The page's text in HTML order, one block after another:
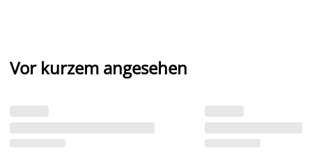
Vor kurzem angesehen